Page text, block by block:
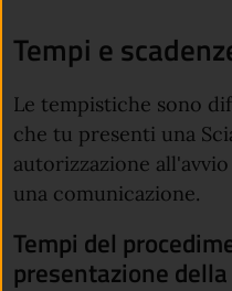
Tempi e
Le tempistiche sono
che tu presenti una
autorizzazione
una comunicazione.
Tempi del
presentazione della